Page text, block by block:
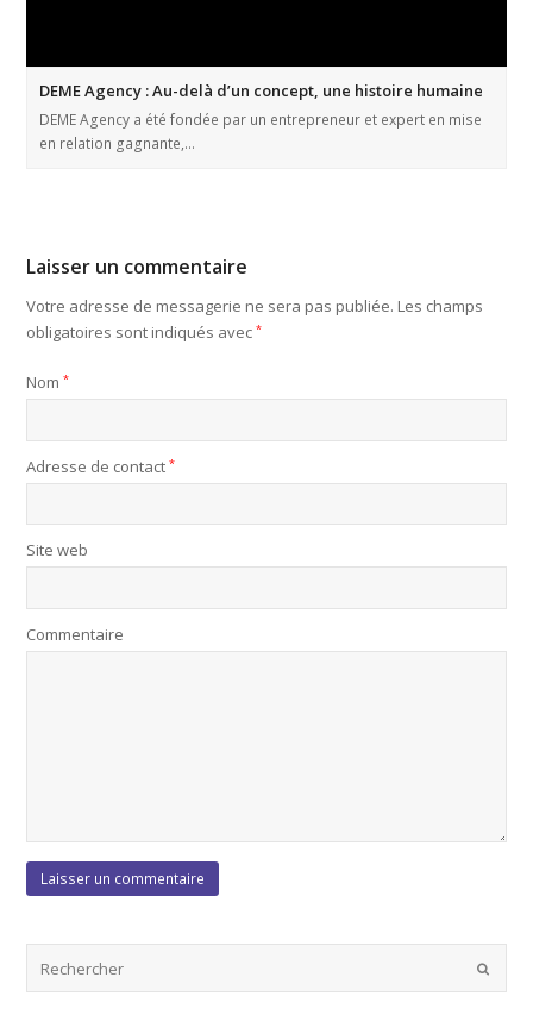
DEME Agency : Au-delà d’un concept, une histoire humaine
DEME Agency a été fondée par un entrepreneur et expert en mise
en relation gagnante,…
Laisser un commentaire
Votre adresse de messagerie ne sera pas publiée. Les champs
obligatoires sont indiqués avec*
Nom*
Adresse de contact*
Site web
Commentaire